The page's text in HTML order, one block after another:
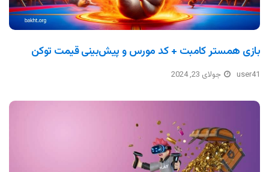
بازی همستر کامبت + کد مورس و پیش‌بینی قیمت توکن
user41 جولای 23, 2024